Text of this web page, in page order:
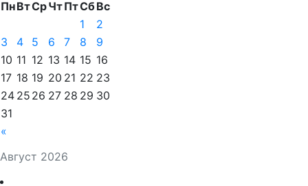
Август 2026
ПнВтСрЧтПтСбВс
«
1
2
3
4 5 6 7 8
9
10 11 12 13 14 15 16
17 18 19 20 21 22 23
24 25 26 27 28 29 30
31